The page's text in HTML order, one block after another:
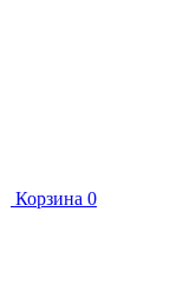
Корзина 0